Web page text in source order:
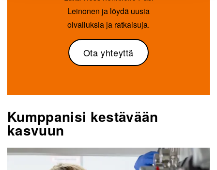
Leinonen ja löydä uusia
oivalluksia ja ratkaisuja.
Ota yhteyttä
Kumppanisi kestävään
kasvuun